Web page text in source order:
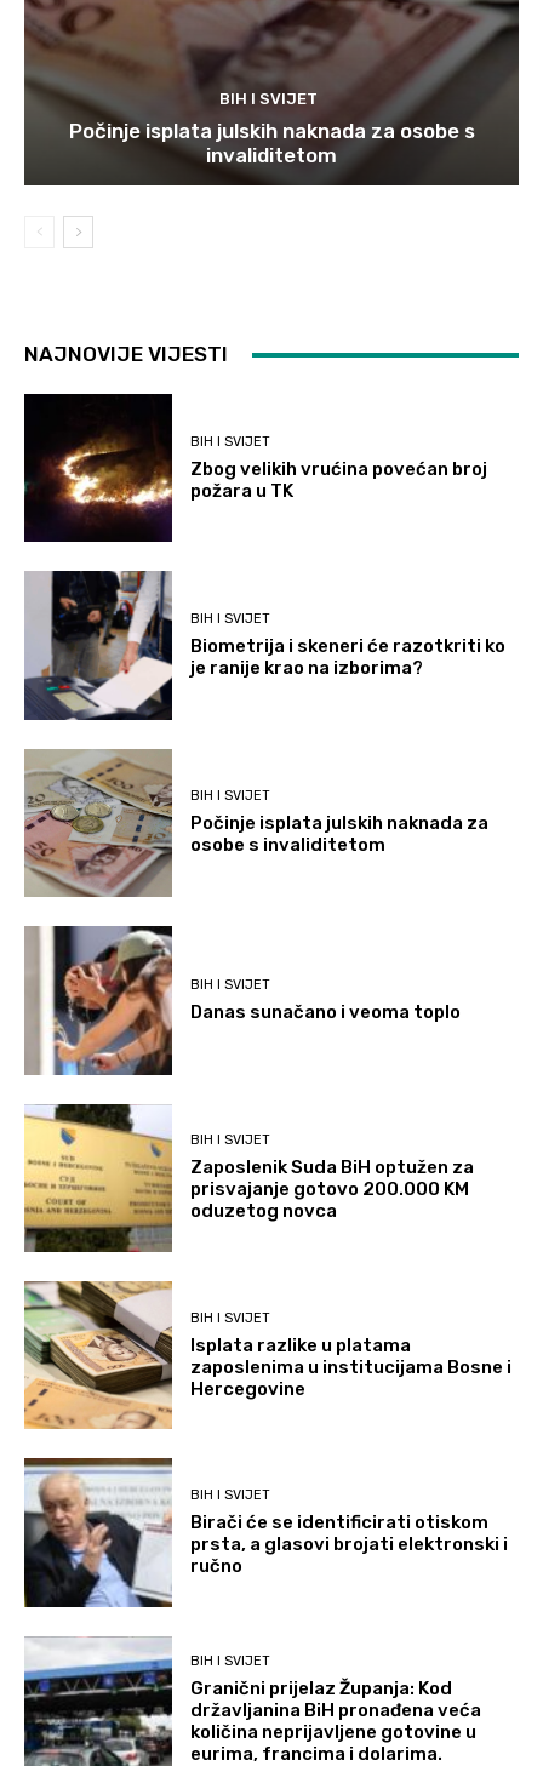
BIH I SVIJET
Počinje isplata julskih naknada za osobe s
invaliditetom
NAJNOVIJE VIJESTI
BIH I SVIJET
Zbog velikih vrućina povećan broj
požara u TK
BIH I SVIJET
Biometrija i skeneri će razotkriti ko
je ranije krao na izborima?
BIH I SVIJET
Počinje isplata julskih naknada za
osobe s invaliditetom
BIH I SVIJET
Danas sunačano i veoma toplo
BIH I SVIJET
Zaposlenik Suda BiH optužen za
prisvajanje gotovo 200.000 KM
oduzetog novca
BIH I SVIJET
Isplata razlike u platama
zaposlenima u institucijama Bosne i
Hercegovine
BIH I SVIJET
Birači će se identificirati otiskom
prsta, a glasovi brojati elektronski i
ručno
BIH I SVIJET
Granični prijelaz Županja: Kod
državljanina BiH pronađena veća
količina neprijavljene gotovine u
eurima, francima i dolarima.